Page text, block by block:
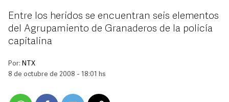
Entre los heridos se encuentran seis elementos
del Agrupamiento de Granaderos de la policía
capitalina
Por: NTX
8 de octubre de 2008 - 18:01 hs